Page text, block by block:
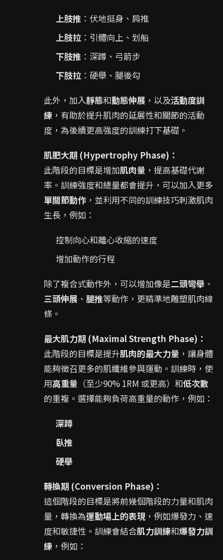
上肢推 ：伏地挺身、肩推
上肢拉 ：引體向上、划船
下肢推 ：深蹲、弓箭步
下肢拉 ：硬舉、腿後勾
此外，加入靜態和動態伸展 ，以及活動度訓
練 ，有助於提升肌肉的延展性和關節的活動
度，為後續更高強度的訓練打下基礎。
肌肥大期 (Hypertrophy Phase)：
此階段的目標是增加肌肉量 ，提高基礎代謝
率。訓練強度和總量都會提升，可以加入更多
單關節動作 ，並利用不同的訓練技巧刺激肌肉
生長，例如：
控制向心和離心收縮的速度
增加動作的行程
除了複合式動作外，可以增加像是二頭彎舉 、
三頭伸展 、 腿推等動作，更精準地雕塑肌肉線
條。
最大肌力期 (Maximal Strength Phase)：
此階段的目標是提升肌肉的最大力量 ，讓身體
能夠徵召更多的肌纖維參與運動。訓練時，使
用高重量 （至少90% 1RM 或更高）和低次數
的重複。選擇能夠負荷高重量的動作，例如：
深蹲
臥推
硬舉
轉換期 (Conversion Phase)：
這個階段的目標是將前幾個階段的力量和肌肉
量，轉換為運動場上的表現 ，例如爆發力、速
度和敏捷性。訓練會結合肌力訓練和爆發力訓
練 ，例如：